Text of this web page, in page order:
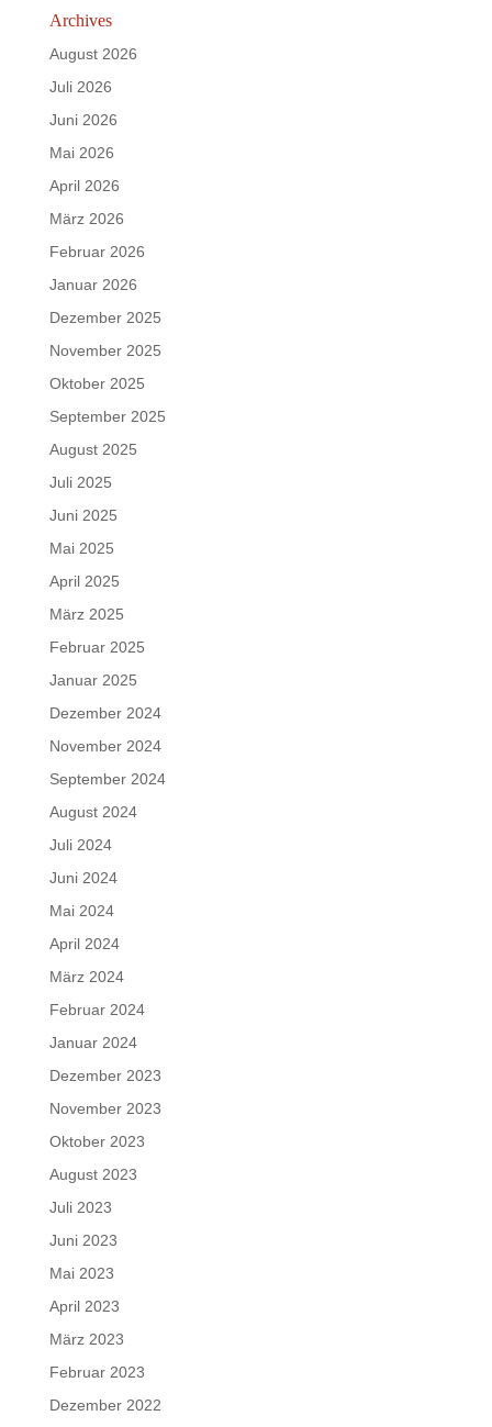
Archives
August 2026
Juli 2026
Juni 2026
Mai 2026
April 2026
März 2026
Februar 2026
Januar 2026
Dezember 2025
November 2025
Oktober 2025
September 2025
August 2025
Juli 2025
Juni 2025
Mai 2025
April 2025
März 2025
Februar 2025
Januar 2025
Dezember 2024
November 2024
September 2024
August 2024
Juli 2024
Juni 2024
Mai 2024
April 2024
März 2024
Februar 2024
Januar 2024
Dezember 2023
November 2023
Oktober 2023
August 2023
Juli 2023
Juni 2023
Mai 2023
April 2023
März 2023
Februar 2023
Dezember 2022